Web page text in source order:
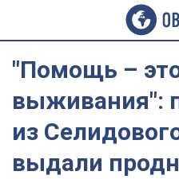
"Помощь –
выживания":
из
выдали